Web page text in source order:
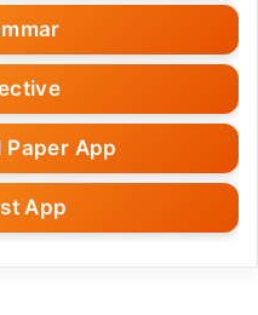
Paper App
App